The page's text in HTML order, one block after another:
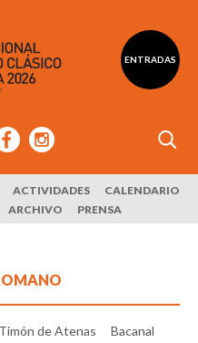
ENTRADAS
ACTIVIDADES
CALENDARIO
ARCHIVO PRENSA
Timón de Atenas
Bacanal